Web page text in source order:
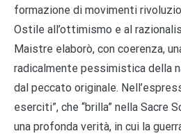
formazione di movimenti
Ostile all’ottimismo e al
Maistre elaborò, con coerenza,
radicalmente pessimistica della
dal peccato originale.
eserciti”, che “brilla” nella Sacre
una profonda verità, in cui la